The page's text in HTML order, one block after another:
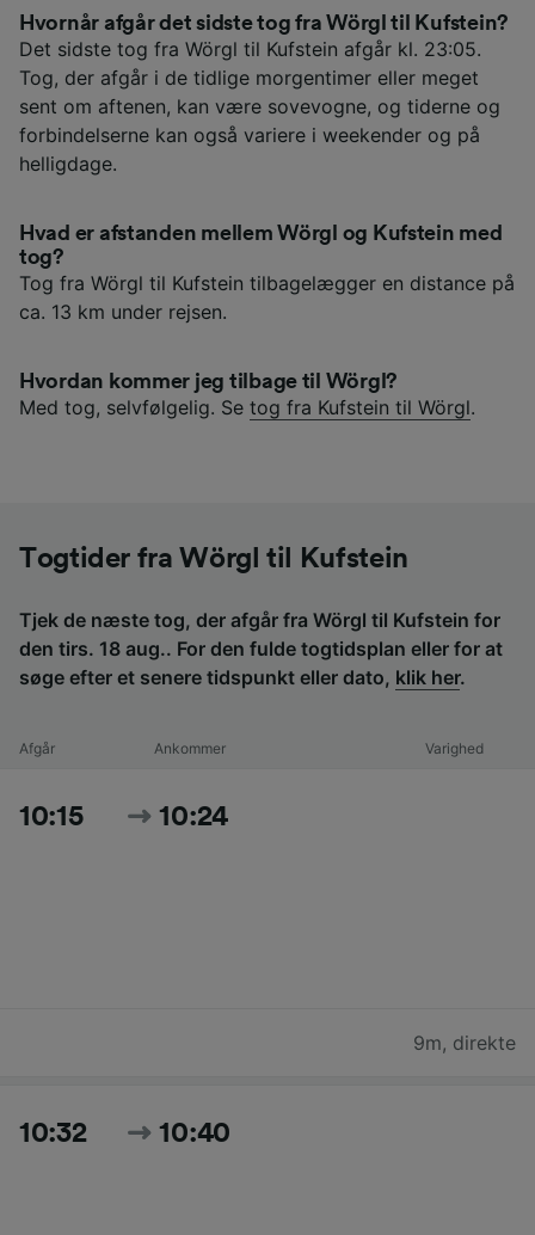
Hvornår afgår det sidste tog fra Wörgl til Kufstein?
Det sidste tog fra Wörgl til Kufstein afgår kl. 23:05.
Tog, der afgår i de tidlige morgentimer eller meget
sent om aftenen, kan være sovevogne, og tiderne og
forbindelserne kan også variere i weekender og på
helligdage.
Hvad er afstanden mellem Wörgl og Kufstein med
tog?
Tog fra Wörgl til Kufstein tilbagelægger en distance på
ca. 13 km under rejsen.
Hvordan kommer jeg tilbage til Wörgl?
Med tog, selvfølgelig. Se tog fra Kufstein til Wörgl.
Togtider fra Wörgl til Kufstein
Tjek de næste tog, der afgår fra Wörgl til Kufstein for
den tirs. 18 aug.. For den fulde togtidsplan eller for at
søge efter et senere tidspunkt eller dato, klik her.
Afgår Ankommer Varighed
10:15 10:24
9m, direkte
10:32 10:40